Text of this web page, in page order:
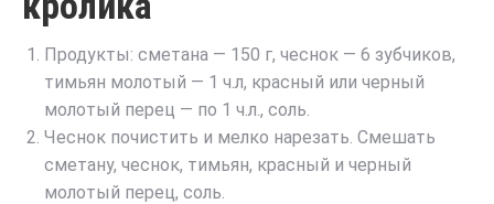
Продукты: сметана — 150 г, чеснок — 6 зубчиков,
тимьян молотый — 1 ч.л, красный или черный
молотый перец — по 1 ч.л., соль.
Чеснок почистить и мелко нарезать. Смешать
сметану, чеснок, тимьян, красный и черный
молотый перец, соль.